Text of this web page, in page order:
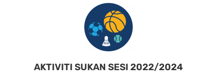
AKTIVITI SUKAN SESI 2022/2024